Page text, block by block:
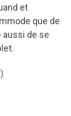
et
que de
aussi de se